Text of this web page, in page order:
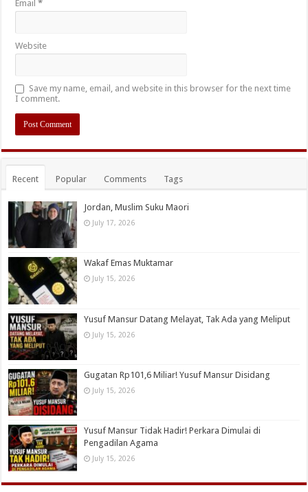
Email*
Website
Save my name, email, and website in this browser for the next time
I comment.
Recent Popular Comments Tags
Jordan, Muslim Suku Maori
July 17, 2026
Wakaf Emas Muktamar
July 15, 2026
Yusuf Mansur Datang Melayat, Tak Ada yang Meliput
July 15, 2026
Gugatan Rp101,6 Miliar! Yusuf Mansur Disidang
July 15, 2026
Yusuf Mansur Tidak Hadir! Perkara Dimulai di
Pengadilan Agama
July 15, 2026